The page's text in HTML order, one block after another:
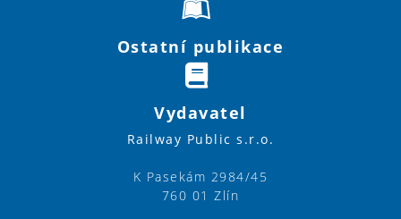
Ostatní publikace
Vydavatel
Railway Public s.r.o.
K Pasekám 2984/45
760 01 Zlín